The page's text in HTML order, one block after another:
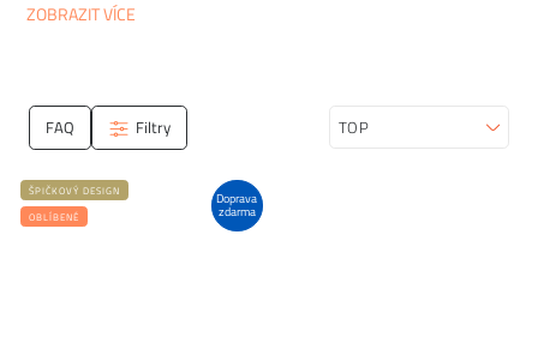
ZOBRAZIT VÍCE
FAQ Filtry Seřadit
Doprava
zdarma
ŠPIČKOVÝ DESIGN
OBLÍBENÉ